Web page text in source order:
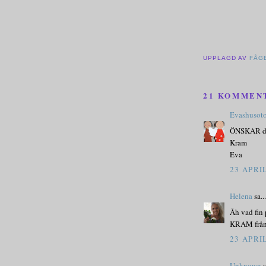
UPPLAGD AV
21
ÖNSKAR
Kram
Eva
23
Helenasa...
Åh vad fin
KRAM
23